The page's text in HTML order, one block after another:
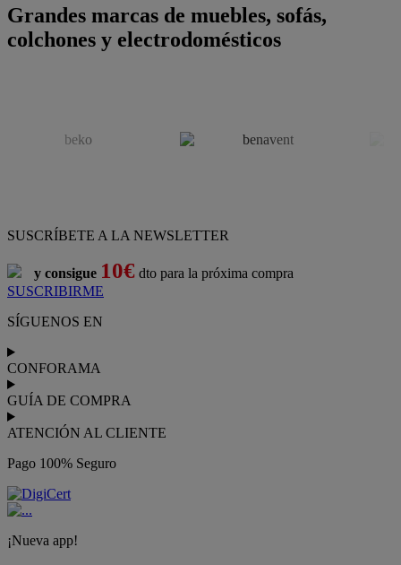
Grandes marcas de muebles, sofás,
colchones y electrodomésticos
SUSCRÍBETE A LA NEWSLETTER
y consigue 10€ dto para la próxima compra
SUSCRIBIRME
SÍGUENOS EN
CONFORAMA
GUÍA DE COMPRA
ATENCIÓN AL CLIENTE
Pago 100% Seguro
¡Nueva app!